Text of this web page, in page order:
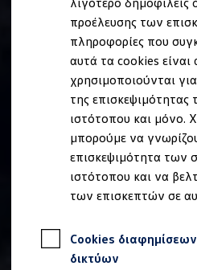
προέλευσης των
πληροφορίες που
αυτά τα cookies είναι
χρησιμοποιούνται
της
ιστότοπου και μόνο.
μπορούμε να
επισκεψιμότητα των
ιστότοπου και να
των επισκεπτών σε
Cookies
δικτύων
Επισκευές &
Λιπαντικά
Τροχοί και
Οδική Βοήθεια
Volkswagen
Ανταλλακτικά
Γνήσια αξεσουάρ
Γνήσια
Εσωτερική και
Λύσεις
Ψυχαγωγία και
Εξατομίκευση
Επιτοίχιος
Συλλογές
Εφαρμογές
Σύνδεση